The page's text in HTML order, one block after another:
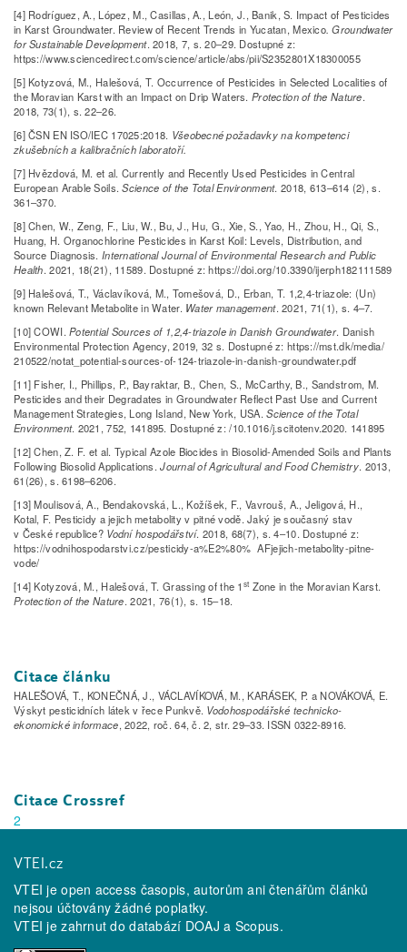
[4] Rodríguez, A., López, M., Casillas, A., León, J., Banik, S. Impact of Pesticides
in Karst Groundwater. Review of Recent Trends in Yucatan, Mexico. Groundwater
for Sustainable Development. 2018, 7, s. 20–29. Dostupné z:
https://www.sciencedirect.com/science/article/abs/pii/S2352801X18300055
[5] Kotyzová, M., Halešová, T. Occurrence of Pesticides in Selected Localities of
the Moravian Karst with an Impact on Drip Waters. Protection of the Nature.
2018, 73(1), s. 22–26.
[6] ČSN EN ISO/IEC 17025:2018. Všeobecné požadavky na kompetenci
zkušebních a kalibračních laboratoří.
[7] Hvězdová, M. et al. Currently and Recently Used Pesticides in Central
European Arable Soils.Science of the Total Environment. 2018, 613–614 (2), s.
361–370.
[8] Chen, W., Zeng, F., Liu, W., Bu, J., Hu, G., Xie, S., Yao, H., Zhou, H., Qi, S.,
Huang, H. Organochlorine Pesticides in Karst Koil: Levels, Distribution, and
Source Diagnosis.International Journal of Environmental Research and Public
Health. 2021, 18(21), 11589. Dostupné z: https://doi.org/10.3390/ijerph182111589
[9] Halešová, T., Václavíková, M., Tomešová, D., Erban, T. 1,2,4-triazole: (Un)
known Relevant Metabolite in Water. Water management. 2021, 71(1), s. 4–7.
[10] COWI.Potential Sources of 1,2,4-triazole in Danish Groundwater. Danish
Environmental Protection Agency, 2019, 32 s. Dostupné z: https://mst.dk/media/
210522/notat_potential-sources-of-124-triazole-in-danish-groundwater.pdf
[11] Fisher, I., Phillips, P., Bayraktar, B., Chen, S., McCarthy, B., Sandstrom, M.
Pesticides and their Degradates in Groundwater Reflect Past Use and Current
Management Strategies, Long Island, New York, USA.Science of the Total
Environment. 2021, 752, 141895. Dostupné z: /10.1016/j.scitotenv.2020. 141895
[12] Chen, Z. F. et al. Typical Azole Biocides in Biosolid-Amended Soils and Plants
Following Biosolid Applications.Journal of Agricultural and Food Chemistry. 2013,
61(26), s. 6198–6206.
[13] Moulisová, A., Bendakovská, L., Kožíšek, F., Vavrouš, A., Jeligová, H.,
Kotal, F. Pesticidy a jejich metabolity v pitné vodě. Jaký je současný stav
v České republice? Vodní hospodářství. 2018, 68(7), s. 4–10. Dostupné z:
https://vodnihospodarstvi.cz/pesticidy-a%E2%80% AFjejich-metabolity-pitne-
vode/
[14] Kotyzová, M., Halešová, T. Grassing of the 1 st Zone in the Moravian Karst.
Protection of the Nature. 2021, 76(1), s. 15–18.
Citace článku
HALEŠOVÁ, T., KONEČNÁ, J., VÁCLAVÍKOVÁ, M., KARÁSEK, P. a NOVÁKOVÁ, E.
Výskyt pesticidních látek v řece Punkvě. Vodohospodářské technicko-
ekonomické informace, 2022, roč. 64, č. 2, str. 29–33. ISSN 0322-8916.
Citace Crossref
2
VTEI.cz
VTEI je open access časopis, autorům ani čtenářům článků
nejsou účtovány žádné poplatky.
VTEI je zahrnut do databází DOAJ a Scopus.